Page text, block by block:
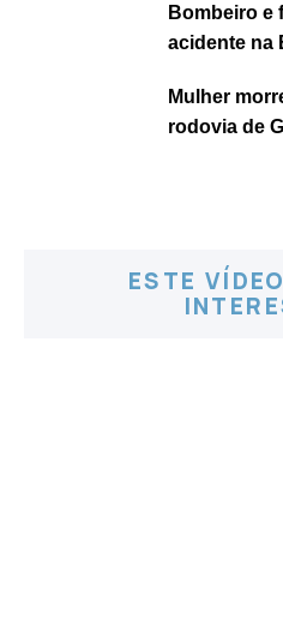
Bombeiro e
acidente na
Mulher
rodovia de
ESTE